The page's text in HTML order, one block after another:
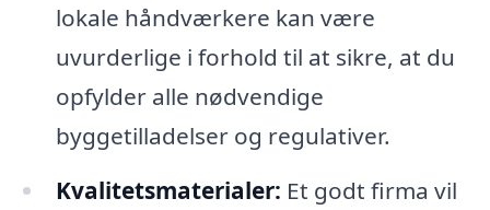
lokale håndværkere kan være
uvurderlige i forhold til at sikre, at du
opfylder alle nødvendige
byggetilladelser og regulativer.
Kvalitetsmaterialer: Et godt firma vil